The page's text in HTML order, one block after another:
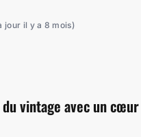
jour il y a 8 mois)
vintage avec un